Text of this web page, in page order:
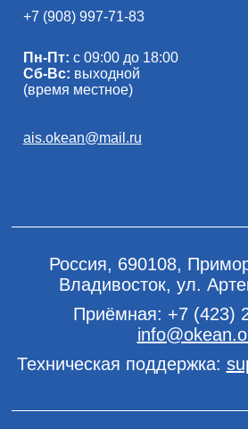
+7 (908) 997-71-83
Пн-Пт: с 09:00 до 18:00
Сб-Вс: выходной
(время местное)
ais.okean@mail.ru
Россия, 690108,
Владивосток, ул.
Приёмная: +7 (423)
Техническая поддержка: